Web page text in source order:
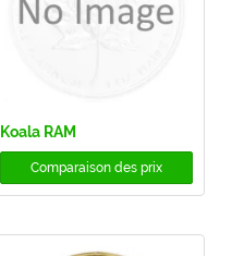
Koala RAM
Comparaison des prix